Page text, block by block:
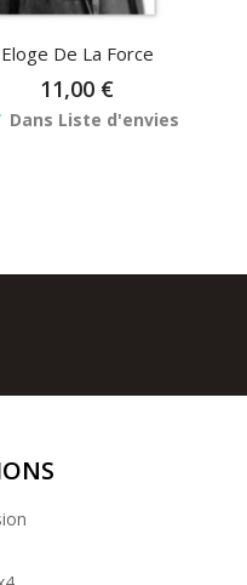
Eloge De La Force
11,00 €
Dans Liste d'envies